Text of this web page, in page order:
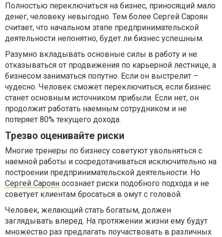
Полностью переключиться на бизнес, приносящий мало
денег, человеку невыгодно. Тем более Сергей Сароян
считает, что начальном этапе предпринимательской
деятельности непонятно, будет ли бизнес успешным.
Разумно вкладывать основные силы в работу и не
отказываться от продвижения по карьерной лестнице, а
бизнесом заниматься попутно. Если он выстрелит –
чудесно. Человек сможет переключиться, если бизнес
станет основным источником прибыли. Если нет, он
продолжит работать наемным сотрудником и не
потеряет 80% текущего дохода.
Трезво оценивайте риски
Многие тренеры по бизнесу советуют увольняться с
наемной работы и сосредотачиваться исключительно на
построении предпринимательской деятельности. Но
Сергей Сароян осознает риски подобного подхода и не
советует клиентам бросаться в омут с головой.
Человек, желающий стать богатым, должен
заглядывать вперед. На протяжении жизни ему будут
множество раз предлагать поучаствовать в различных